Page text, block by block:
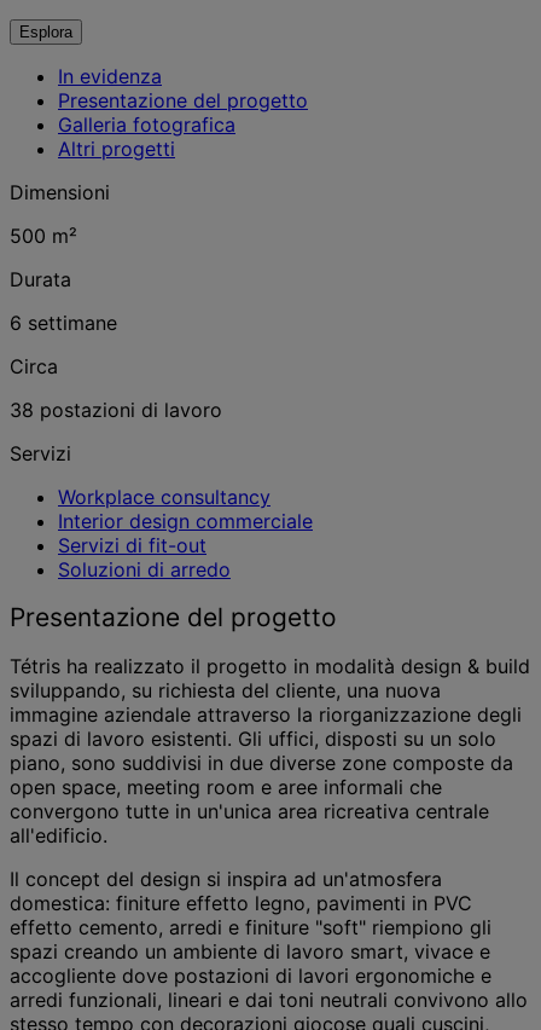
Esplora
In evidenza
Presentazione del progetto
Galleria fotografica
Altri progetti
Dimensioni
500 m²
Durata
6 settimane
Circa
38 postazioni di lavoro
Servizi
Workplace consultancy
Interior design commerciale
Servizi di fit-out
Soluzioni di arredo
Presentazione del progetto
Tétris ha realizzato il progetto in modalità design & build
sviluppando, su richiesta del cliente, una nuova
immagine aziendale attraverso la riorganizzazione degli
spazi di lavoro esistenti. Gli uffici, disposti su un solo
piano, sono suddivisi in due diverse zone composte da
open space, meeting room e aree informali che
convergono tutte in un'unica area ricreativa centrale
all'edificio.
Il concept del design si inspira ad un'atmosfera
domestica: finiture effetto legno, pavimenti in PVC
effetto cemento, arredi e finiture "soft" riempiono gli
spazi creando un ambiente di lavoro smart, vivace e
accogliente dove postazioni di lavori ergonomiche e
arredi funzionali, lineari e dai toni neutrali convivono allo
stesso tempo con decorazioni giocose quali cuscini,